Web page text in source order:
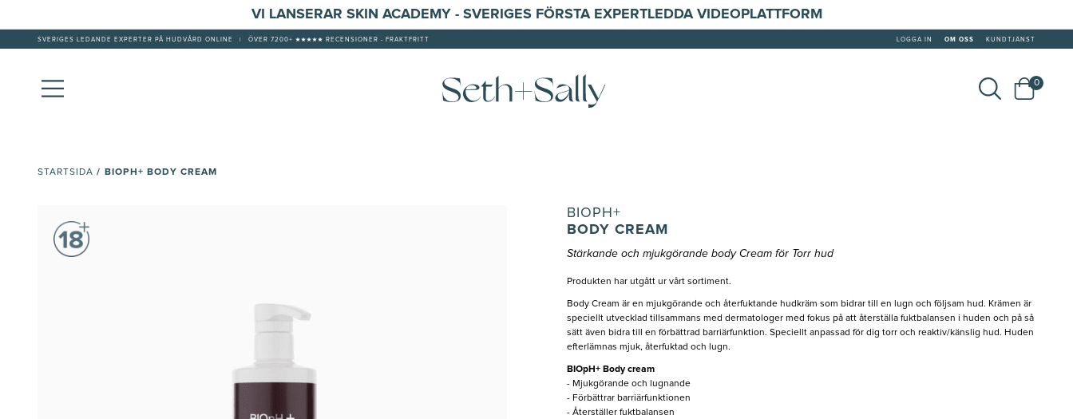
VI LANSERAR SKIN ACADEMY - SVERIGES FÖRSTA EXPERTLEDDA VIDEOPLATTFORM
SVERIGES LEDANDE EXPERTER PÅ HUDVÅRD ONLINE ÖVER 7200+ ★★★★★ RECENSIONER - FRAKTFRITT LOGGA IN OM OSS KUNDTJÄNST
0
STARTSIDA / BIOPH+ BODY CREAM
BIOPH+
BODY CREAM
Stärkande och mjukgörande body Cream för Torr hud
Produkten har utgått ur vårt sortiment.
Body Cream är en mjukgörande och återfuktande hudkräm som bidrar till en lugn och följsam hud. Krämen är
speciellt utvecklad tillsammans med dermatologer med fokus på att återställa fuktbalansen i huden och på så
sätt även bidra till en förbättrad barriärfunktion. Speciellt anpassad för dig torr och reaktiv/känslig hud. Huden
efterlämnas mjuk, återfuktad och lugn.
BIOpH+ Body cream
- Mjukgörande och lugnande
- Förbättrar barriärfunktionen
- Återställer fuktbalansen